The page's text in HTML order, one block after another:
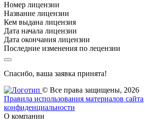
Номер лицензии
Название лицензии
Кем выдана лицензия
Дата начала лицензии
Дата окончания лицензии
Последние изменения по лецензии
Спасибо, ваша заявка принята!
© Все права защищены, 2026
Правила использования материалов сайта
конфиденциальности
О компании